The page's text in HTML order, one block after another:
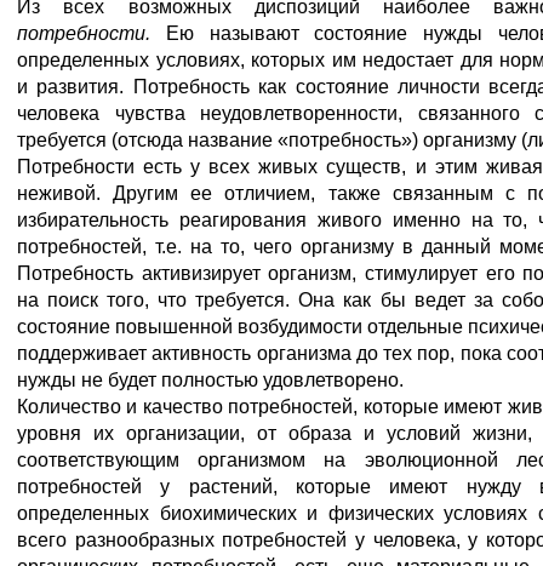
Из всех возможных диспозиций наиболее
потребности.
Ею называют состояние нужды
определенных условиях, которых им недостает для
и развития. Потребность как состояние личности
человека чувства неудовлетворенности,
требуется (отсюда название «потребность») организму
Потребности есть у всех живых существ, и этим
неживой. Другим ее отличием, также связанным с
избирательность реагирования живого именно на то,
потребностей, т.е. на то, чего организму в данный
Потребность активизирует организм, стимулирует его
на поиск того, что требуется. Она как бы ведет за
состояние повышенной возбудимости отдельные
поддерживает активность организма до тех пор, пока
нужды не будет полностью удовлетворено.
Количество и качество потребностей, которые имеют
уровня их организации, от образа и условий жизни,
соответствующим организмом на эволюционной
потребностей у растений, которые имеют
определенных биохимических и физических условиях
всего разнообразных потребностей у человека, у